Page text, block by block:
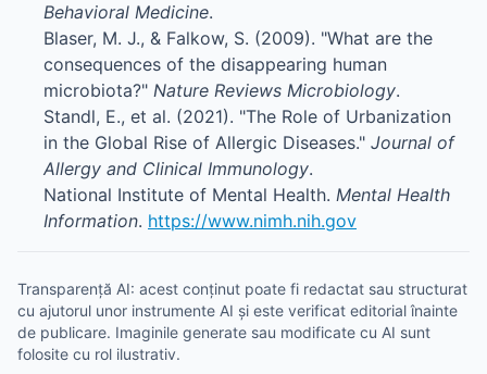
Behavioral Medicine.
Blaser, M. J., & Falkow, S. (2009). "What are the
consequences of the disappearing human
microbiota?" Nature Reviews Microbiology.
Standl, E., et al. (2021). "The Role of Urbanization
in the Global Rise of Allergic Diseases." Journal of
Allergy and Clinical Immunology.
National Institute of Mental Health. Mental Health
Information. https://www.nimh.nih.gov
Transparență AI: acest conținut poate fi redactat sau structurat
cu ajutorul unor instrumente AI și este verificat editorial înainte
de publicare. Imaginile generate sau modificate cu AI sunt
folosite cu rol ilustrativ.